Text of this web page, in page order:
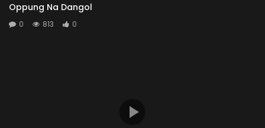
Oppung Na Dangol
0 813 0